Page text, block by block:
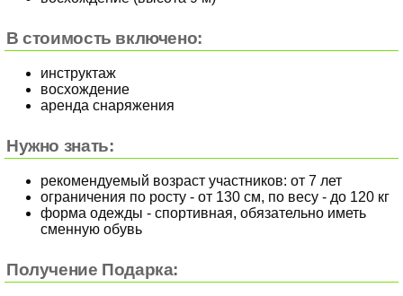
В стоимость включено:
инструктаж
восхождение
аренда снаряжения
Нужно знать:
рекомендуемый возраст участников: от 7 лет
ограничения по росту - от 130 см, по весу - до 120 кг
форма одежды - спортивная, обязательно иметь
сменную обувь
Получение Подарка: